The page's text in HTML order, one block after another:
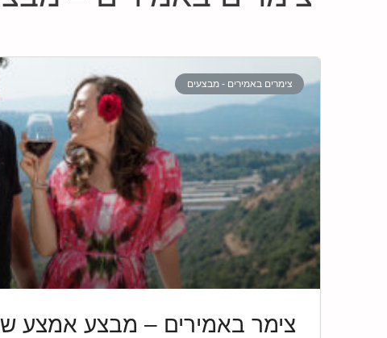
צימרים באמירים - מבצעים
צימר באמירים – מבצע אמצע